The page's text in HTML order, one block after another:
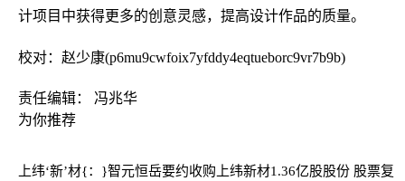
计项目中获得更多的创意灵感，提高设计作品的质量。
校对：赵少康(p6mu9cwfoix7yfddy4eqtueborc9vr7b9b)
责任编辑： 冯兆华
为你推荐
上纬‘新’材{：}智元恒岳要约收购上纬新材1.36亿股股份 股票复